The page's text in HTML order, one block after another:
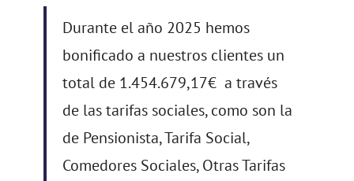
Durante el año 2025 hemos
bonificado a nuestros clientes un
total de 1.454.679,17€ a través
de las tarifas sociales, como son la
de Pensionista, Tarifa Social,
Comedores Sociales, Otras Tarifas